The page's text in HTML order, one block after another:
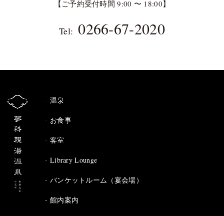
【ご予約受付時間 9:00 〜 18:00】
Tel: 0266-67-2020
温泉
お食事
客室
Library Lounge
バンケットルーム（宴会場）
館内案内